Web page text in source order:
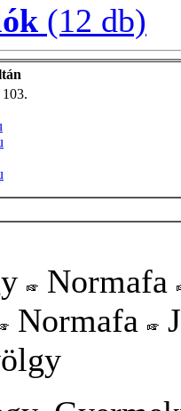
(12 db)
Normafa
Normafa